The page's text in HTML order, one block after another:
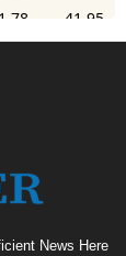
News Here